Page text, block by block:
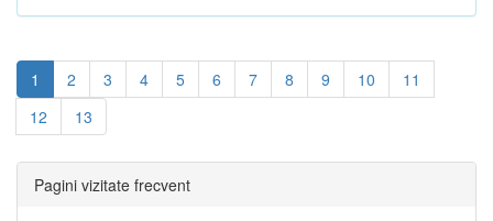
1 2 3 4 5 6 7 8 9 10
11
12
13
Pagini vizitate frecvent